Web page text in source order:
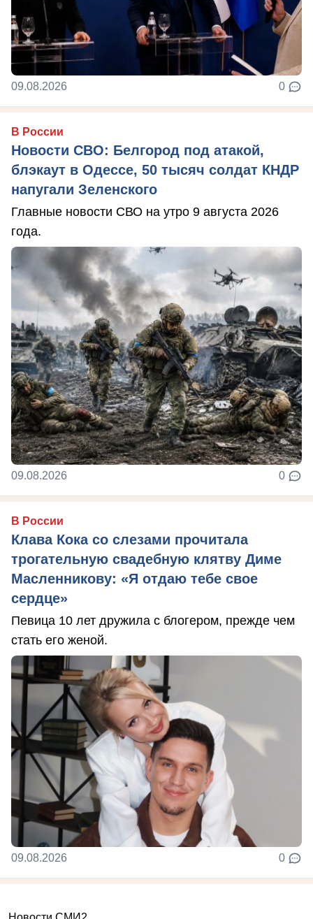
09.08.2026 0
В России
Новости СВО: Белгород под атакой,
блэкаут в Одессе, 50 тысяч солдат КНДР
напугали Зеленского
Главные новости СВО на утро 9 августа 2026
года.
09.08.2026 0
В России
Клава Кока со слезами прочитала
трогательную свадебную клятву Диме
Масленникову: «Я отдаю тебе свое
сердце»
Певица 10 лет дружила с блогером, прежде чем
стать его женой.
09.08.2026 0